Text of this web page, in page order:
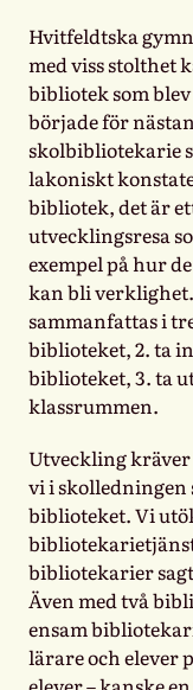
Hvitfeldtska
med viss stolthet
bibliotek som
började för
skolbibliotekarie
lakoniskt
bibliotek, det är
utvecklingsresa
exempel på hur
kan bli
sammanfattas i
biblioteket, 2. ta
biblioteket, 3. ta
klassrummen.
Utveckling
vi i
biblioteket. Vi
bibliotekarier
Även med två
ensam
lärare och elever